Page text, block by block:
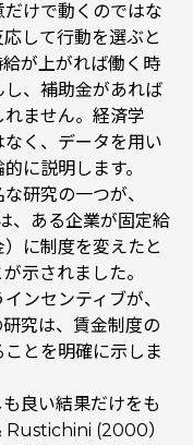
けで動くのではな
して行動を選ぶと
が上がれば働く時
、補助金があれば
ません。経済学
く、データを用い
に説明します。
研究の一つが、
、ある企業が固定給
に制度を変えたと
示されました。
ンセンティブが、
究は、賃金制度の
とを明確に示しま
良い結果だけをも
Rustichini (2000）